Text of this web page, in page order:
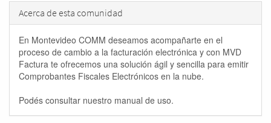
Acerca de esta comunidad
En Montevideo COMM deseamos acompañarte en el
proceso de cambio a la facturación electrónica y con MVD
Factura te ofrecemos una solución ágil y sencilla para emitir
Comprobantes Fiscales Electrónicos en la nube.
Podés consultar nuestro manual de uso.